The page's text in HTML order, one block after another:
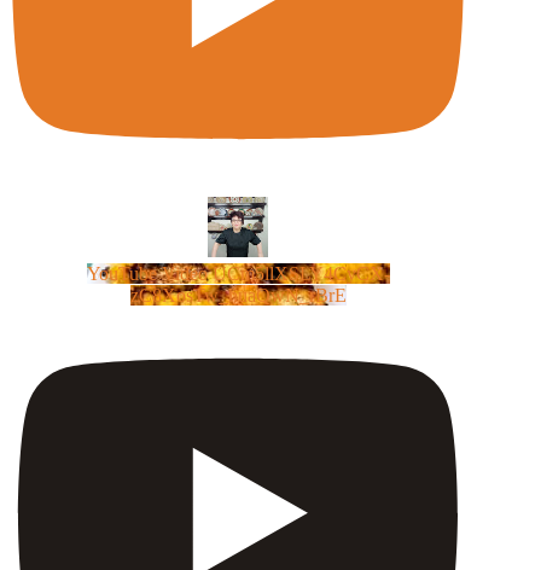
YouTube Video UCm5llXSLY4CyCX-
zC8XosTw_huaQwN_rBrE